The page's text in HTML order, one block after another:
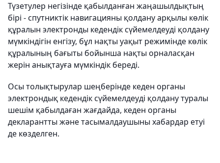
Түзетулер негізінде қабылданған жаңашылдықтың
бірі - спутниктік навигацияны қолдану арқылы көлік
құралын электронды кедендік сүйемелдеуді қолдану
мүмкіндігін енгізу, бұл нақты уақыт режимінде көлік
құралының бағыты бойынша нақты орналасқан
жерін анықтауға мүмкіндік береді.
Осы толықтырулар шеңберінде кеден органы
электрондық кедендік сүйемелдеуді қолдану туралы
шешім қабылдаған жағдайда, кеден органы
декларантты және тасымалдаушыны хабардар етуі
де көзделген.